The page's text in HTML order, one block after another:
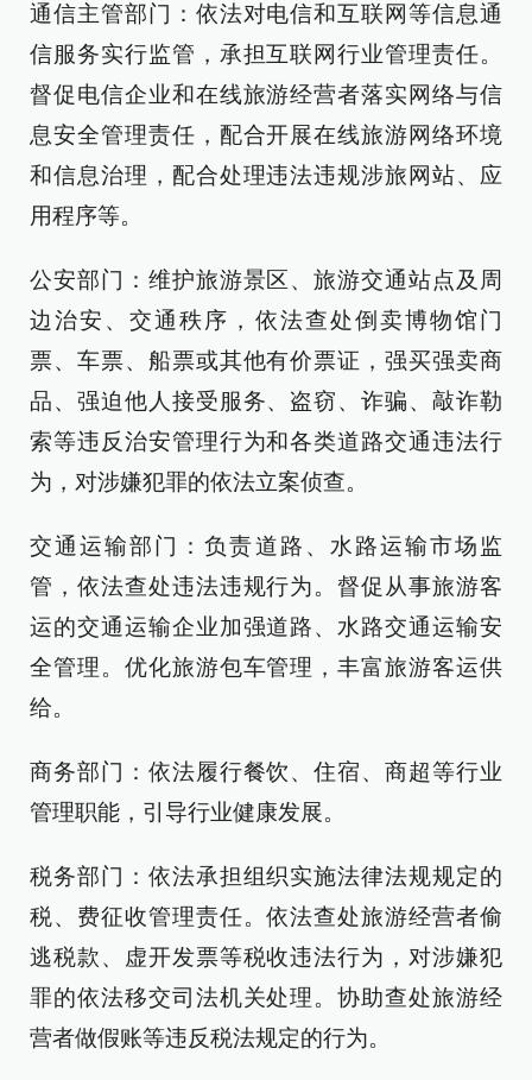
通信主管部门：依法对电信和互联网等信息通
信服务实行监管，承担互联网行业管理责任。
督促电信企业和在线旅游经营者落实网络与信
息安全管理责任，配合开展在线旅游网络环境
和信息治理，配合处理违法违规涉旅网站、应
用程序等。
公安部门：维护旅游景区、旅游交通站点及周
边治安、交通秩序，依法查处倒卖博物馆门
票、车票、船票或其他有价票证，强买强卖商
品、强迫他人接受服务、盗窃、诈骗、敲诈勒
索等违反治安管理行为和各类道路交通违法行
为，对涉嫌犯罪的依法立案侦查。
交通运输部门：负责道路、水路运输市场监
管，依法查处违法违规行为。督促从事旅游客
运的交通运输企业加强道路、水路交通运输安
全管理。优化旅游包车管理，丰富旅游客运供
给。
商务部门：依法履行餐饮、住宿、商超等行业
管理职能，引导行业健康发展。
税务部门：依法承担组织实施法律法规规定的
税、费征收管理责任。依法查处旅游经营者偷
逃税款、虚开发票等税收违法行为，对涉嫌犯
罪的依法移交司法机关处理。协助查处旅游经
营者做假账等违反税法规定的行为。